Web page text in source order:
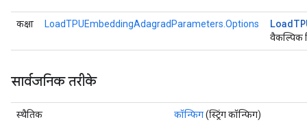
कक्षा LoadTPUEmbeddingAdagradParameters.Options Load
वैकल्पिक
सार्वजनिक तरीके
स्थैतिक
कॉन्फिग(स्ट्रिंग कॉन्फिग)